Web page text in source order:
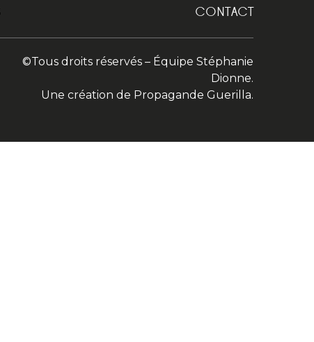
CONTACT
©Tous droits réservés – Équipe Stéphanie
Dionne.
Une création de Propagande Guerilla.